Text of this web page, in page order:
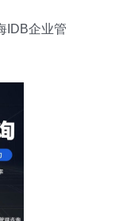
IDB企业管